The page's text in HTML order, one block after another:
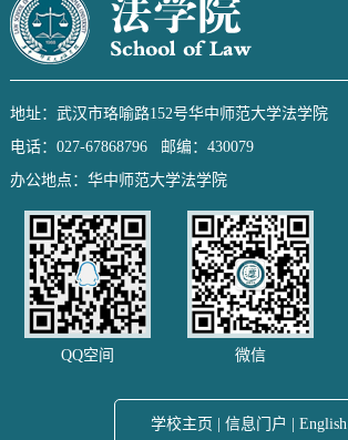
地址：武汉市珞喻路152号华中师范大学法学院
电话：027-67868796 邮编：430079
办公地点：华中师范大学法学院
QQ空间 微信
学校主页 信息门户 English